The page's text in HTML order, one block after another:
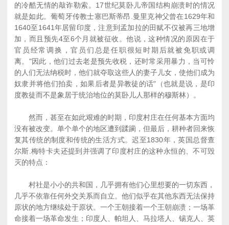
的冷酷无情的敲诈勒索。17世纪莫卧儿帝国结构崩溃时的情况
就是如此。葡萄牙传教士塞巴斯蒂昂.曼里克神父曾在1629年和
1640至1641年居留印度，注意到孟加拉的田赋不仅被再三地增
加，而且预先4至6个月就被征收。他说，这种情况的原因在于
官员经常调换，官员们总是任职很短时期后就被免职或调
离。"因此，他们过去老是预先收税，还时常采用暴力，当可怜
的人们无法纳税时，他们就夺取这些人的妻子儿女，使他们成为
奴隶并将他们拍卖，如果后者是异教徒的话"（也就是说，是印
度教徒而不是象居于统治地位的莫卧儿人那样的穆斯林）。
然而，甚至在如此艰难的时期，印度村庄在任何基本方面均
没有被改变。单个单个的地区遭到蹂躏，但最后，耕种者回来恢
复其传统的制度和传统的生活方式。迟至1830年，英国总督查
尔斯.梅特卡夫还提到并强调了印度村庄的这种永恒的、不可毁
灭的特点：
村社是小小的共和国，几乎拥有他们心里想要的一切东西，
几乎不依靠任何外交关系而自立。他们似乎在其他东西无法保持
原状的地方继续处于原状。一个王朝接着一个王朝崩溃；一场革
命接着一场革命发生；印度人、帕坦人、马拉塔人、锡克人、英